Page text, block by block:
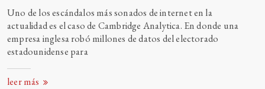
Uno de los escándalos más sonados de internet en la
actualidad es el caso de Cambridge Analytica. En donde una
empresa inglesa robó millones de datos del electorado
estadounidense para
leer más